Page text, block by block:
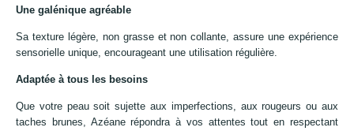
Une galénique agréable
Sa texture légère, non grasse et non collante, assure une expérience
sensorielle unique, encourageant une utilisation régulière.
Adaptée à tous les besoins
Que votre peau soit sujette aux imperfections, aux rougeurs ou aux
taches brunes, Azéane répondra à vos attentes tout en respectant